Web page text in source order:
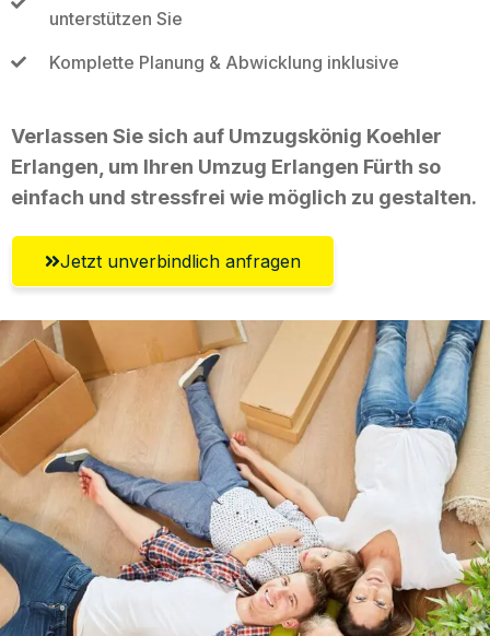
unterstützen Sie
Komplette Planung & Abwicklung inklusive
Verlassen Sie sich auf Umzugskönig Koehler
Erlangen, um Ihren Umzug Erlangen Fürth so
einfach und stressfrei wie möglich zu gestalten.
Jetzt unverbindlich anfragen